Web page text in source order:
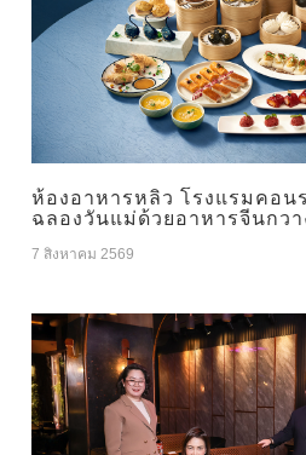
ห้องอาหารหลิว โรงแรมคอน
ฉลองวันแม่ด้วยอาหารจีนกว
7 สิงหาคม 2569